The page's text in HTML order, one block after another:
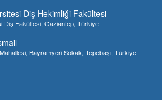
Diş Hekimliği Fakültesi
Diş Fakültesi, Gaziantep, Türkiye
Bayramyeri Sokak, Tepebaşı, Türkiye